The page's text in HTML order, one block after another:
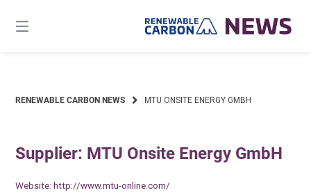
content
RENEWABLE CARBON NEWS MTU ONSITE ENERGY GMBH
Supplier: MTU Onsite Energy GmbH
Website:http://www.mtu-online.com/